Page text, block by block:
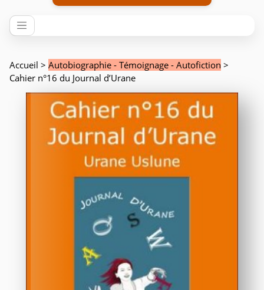
Accueil > Autobiographie - Témoignage - Autofiction >
Cahier n°16 du Journal d’Urane